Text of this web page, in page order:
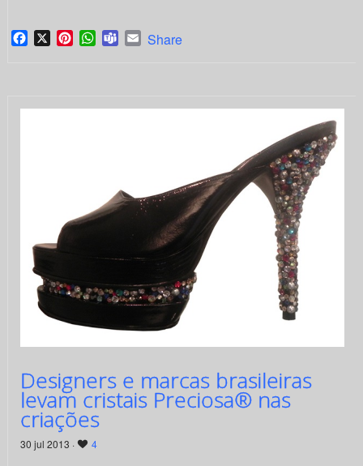
Facebook
X PinterestWhatsApp
TeamsEmail
Share
Designers e marcas brasileiras
levam cristais Preciosa® nas
criações
30 jul 2013 · 4